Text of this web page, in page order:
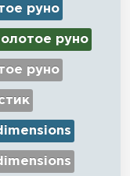
руно
руно
руно